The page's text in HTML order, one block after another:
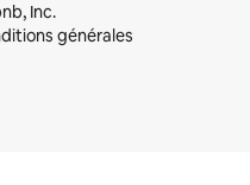
Inc.
générales